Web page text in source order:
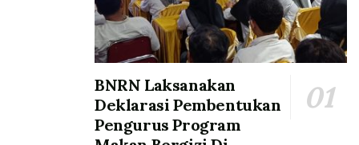
BNRN Laksanakan
Deklarasi Pembentukan
Pengurus Program